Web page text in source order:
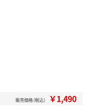
販売価格（税込） ￥1,490